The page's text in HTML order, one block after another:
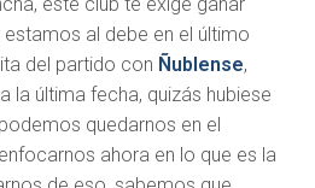
al debe en el último
del partido con Ñublense,
la última fecha, quizás hubiese
quedarnos en el
ahora en lo que es la